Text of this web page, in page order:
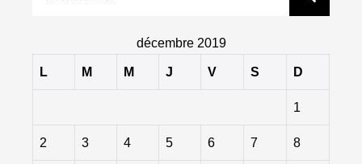
décembre 2019
L M M J V S D
1
2 3 4 5 6 7 8